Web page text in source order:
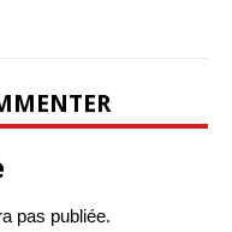
pas publiée.